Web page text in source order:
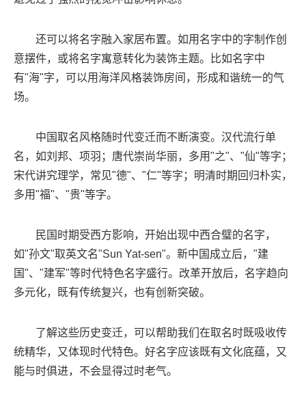
还可以将名字融入家居布置。如用名字中的字制作创
意摆件，或将名字寓意转化为装饰主题。比如名字中
有"海"字，可以用海洋风格装饰房间，形成和谐统一的气
场。
中国取名风格随时代变迁而不断演变。汉代流行单
名，如刘邦、项羽；唐代崇尚华丽，多用"之"、"仙"等字；
宋代讲究理学，常见"德"、"仁"等字；明清时期回归朴实，
多用"福"、"贵"等字。
民国时期受西方影响，开始出现中西合璧的名字，
如"孙文"取英文名"Sun Yat-sen"。新中国成立后，"建
国"、"建军"等时代特色名字盛行。改革开放后，名字趋向
多元化，既有传统复兴，也有创新突破。
了解这些历史变迁，可以帮助我们在取名时既吸收传
统精华，又体现时代特色。好名字应该既有文化底蕴，又
能与时俱进，不会显得过时老气。